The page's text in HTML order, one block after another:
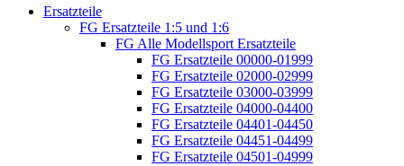
Ersatzteile
FG Ersatzteile 1:5 und 1:6
FG Alle Modellsport Ersatzteile
FG Ersatzteile 00000-01999
FG Ersatzteile 02000-02999
FG Ersatzteile 03000-03999
FG Ersatzteile 04000-04400
FG Ersatzteile 04401-04450
FG Ersatzteile 04451-04499
FG Ersatzteile 04501-04999